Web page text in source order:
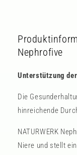
Nephrofive
Unterstützung
Die
hinreichende
NATURWERK
Niere und stellt